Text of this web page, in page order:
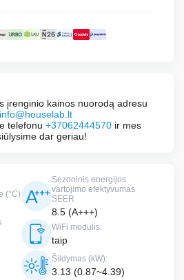
įrenginio kainos nuorodą adresu
info@houselab.lt
telefonu +37062444570 ir mes
dar geriau!
(°C)
Sezoninis energijos
vartojimo efektyvumas
SEER
8.5 (A+++)
WiFi modulis:
taip
Šildymas (kW):
3.13 (0.87~4.39)